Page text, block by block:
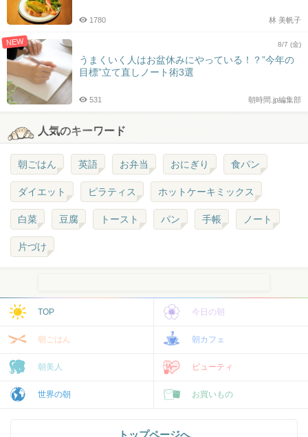
林 美帆子
1780
NEW 8/7 (金)
うまくいく人はお盆休みにやっている！？”今年の
目標”立て直しノート術3選
朝時間.jp編集部
531
人気のキーワード
朝ごはん 英語 お弁当 おにぎり 食パン
ダイエット ピラティス ホットケーキミックス
白菜 豆腐 トースト パン 手帳 ノート
片づけ
TOP 今日の朝
朝ごはん 朝カフェ
朝美人 ビューティ
世界の朝 お買いもの